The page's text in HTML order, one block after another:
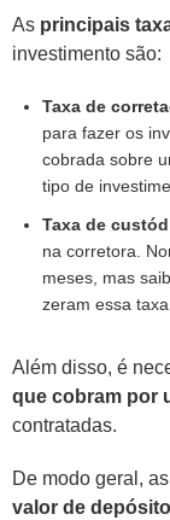
As principais
investimento são:
Taxa de
para fazer os
cobrada sobre
tipo de
Taxa de
na corretora.
meses, mas
zeram essa
Além disso, é
que cobram por
contratadas.
De modo geral, as
valor de